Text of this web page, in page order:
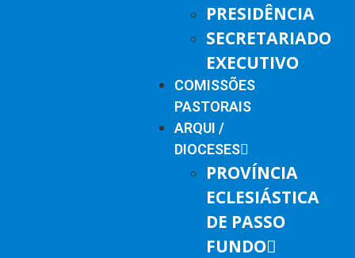
PRESIDÊNCIA
SECRETARIADO
EXECUTIVO
COMISSÕES
PASTORAIS
ARQUI /
DIOCESES
PROVÍNCIA
ECLESIÁSTICA
DE PASSO
FUNDO